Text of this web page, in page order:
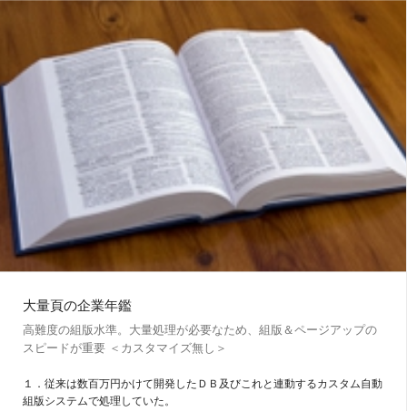
大量頁の企業年鑑
高難度の組版水準。大量処理が必要なため、組版＆ページアップの
スピードが重要 ＜カスタマイズ無し＞
１．従来は数百万円かけて開発したＤＢ及びこれと連動するカスタム自動
組版システムで処理していた。